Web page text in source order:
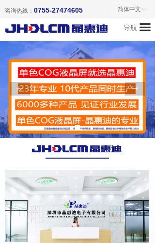
끀
首页
关于我们
产品中心
新闻资讯
成功案例
联系我们
ꀅ
简体中文
咨询热线： 0755-27474605
导航
ꂃ ꁹ